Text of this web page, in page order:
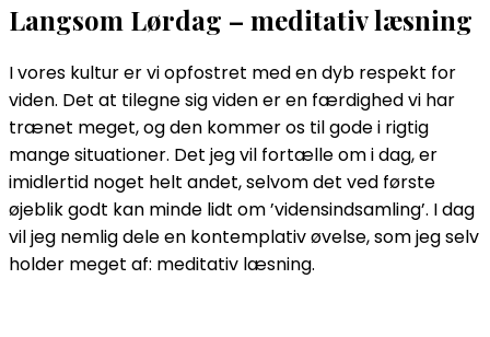
Langsom Lørdag – meditativ læsning
I vores kultur er vi opfostret med en dyb respekt for
viden. Det at tilegne sig viden er en færdighed vi har
trænet meget, og den kommer os til gode i rigtig
mange situationer. Det jeg vil fortælle om i dag, er
imidlertid noget helt andet, selvom det ved første
øjeblik godt kan minde lidt om ’vidensindsamling’. I dag
vil jeg nemlig dele en kontemplativ øvelse, som jeg selv
holder meget af: meditativ læsning.